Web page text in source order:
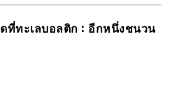
ที่ทะเลบอลติก : อีกหนึ่งชนวน